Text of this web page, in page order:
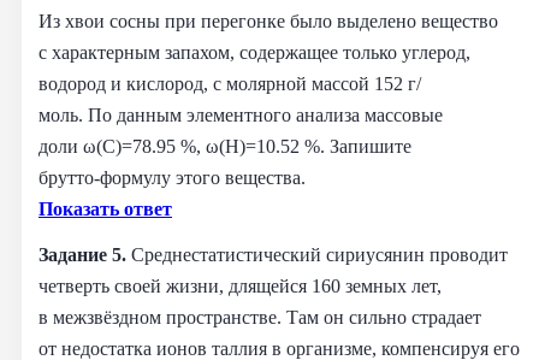
Из хвои сосны при перегонке было выделено вещество
с характерным запахом, содержащее только углерод,
водород и кислород, с молярной массой 152 г/
моль. По данным элементного анализа массовые
доли ω(C)=78.95 %, ω(H)=10.52 %. Запишите
брутто‑формулу этого вещества.
Показать ответ
Задание 5. Среднестатистический сириусянин проводит
четверть своей жизни, длящейся 160 земных лет,
в межзвёздном пространстве. Там он сильно страдает
от недостатка ионов таллия в организме, компенсируя его